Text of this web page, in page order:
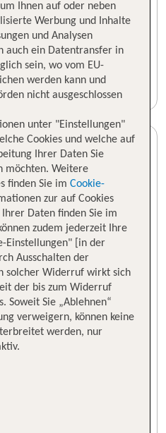
Ihnen auf oder neben
Werbung und Inhalte
und Analysen
auch ein Datentransfer in
sein, wo vom EU-
werden kann und
nicht ausgeschlossen
unter "Einstellungen"
Cookies und welche auf
Ihrer Daten Sie
möchten. Weitere
finden Sie im Cookie-
zur auf Cookies
Daten finden Sie im
zudem jederzeit Ihre
Einstellungen" [in der
Ausschalten der
solcher Widerruf wirkt sich
der bis zum Widerruf
Soweit Sie „Ablehnen“
verweigern, können keine
werden, nur